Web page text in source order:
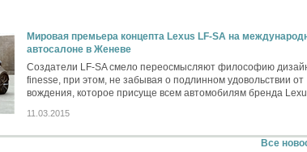
Мировая премьера концепта Lexus LF-SA на
автосалоне в Женеве
Создатели LF-SA смело переосмысляют философию
finesse, при этом, не забывая о подлинном удовольствии от
вождения, которое присуще всем автомобилям бренда
11.03.2015
Все